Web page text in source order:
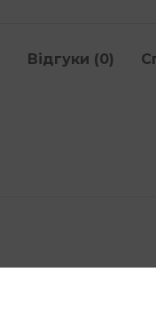
Відгуки (0)